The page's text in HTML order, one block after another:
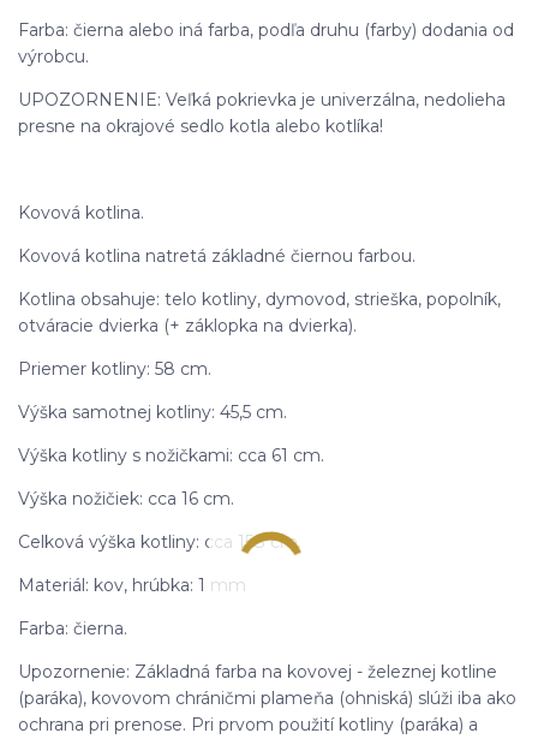
Farba: čierna alebo iná farba, podľa druhu (farby) dodania od
výrobcu.
UPOZORNENIE: Veľká pokrievka je univerzálna, nedolieha
presne na okrajové sedlo kotla alebo kotlíka!
Kovová kotlina.
Kovová kotlina natretá základné čiernou farbou.
Kotlina obsahuje: telo kotliny, dymovod, strieška, popolník,
otváracie dvierka (+ záklopka na dvierka).
Priemer kotliny: 58 cm.
Výška samotnej kotliny: 45,5 cm.
Výška kotliny s nožičkami: cca 61 cm.
Výška nožičiek: cca 16 cm.
Celková výška kotliny: cca 158 cm.
Materiál: kov, hrúbka: 1 mm
Farba: čierna.
Upozornenie: Základná farba na kovovej - železnej kotline
(paráka), kovovom chráničmi plameňa (ohniská) slúži iba ako
ochrana pri prenose. Pri prvom použití kotliny (paráka) a